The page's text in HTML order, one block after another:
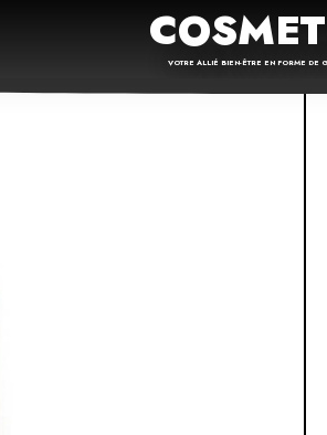
VOTRE ALLIÉ BIEN-ÊTRE EN FORME DE